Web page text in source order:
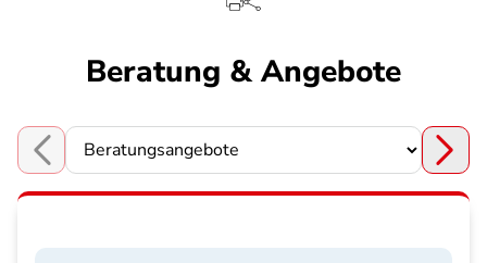
Beratung & Angebote
Choose a section